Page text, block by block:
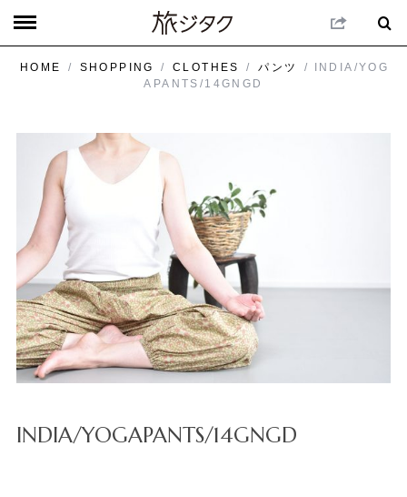
HOME / SHOPPING / CLOTHES / パンツ
/ INDIA/YOG
APANTS/14GNGD
INDIA/YOGAPANTS/14GNGD